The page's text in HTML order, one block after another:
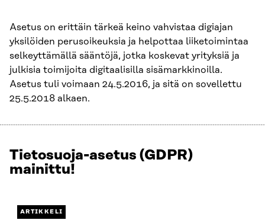
Asetus on erittäin tärkeä keino vahvistaa digiajan
yksilöiden perusoikeuksia ja helpottaa liiketoimintaa
selkeyttämällä sääntöjä, jotka koskevat yrityksiä ja
julkisia toimijoita digitaalisilla sisämarkkinoilla.
Asetus tuli voimaan 24.5.2016, ja sitä on sovellettu
25.5.2018 alkaen.
Tietosuoja-asetus (GDPR)
mainittu!
ARTIKKELI
Näytetään
4
Jäljellä